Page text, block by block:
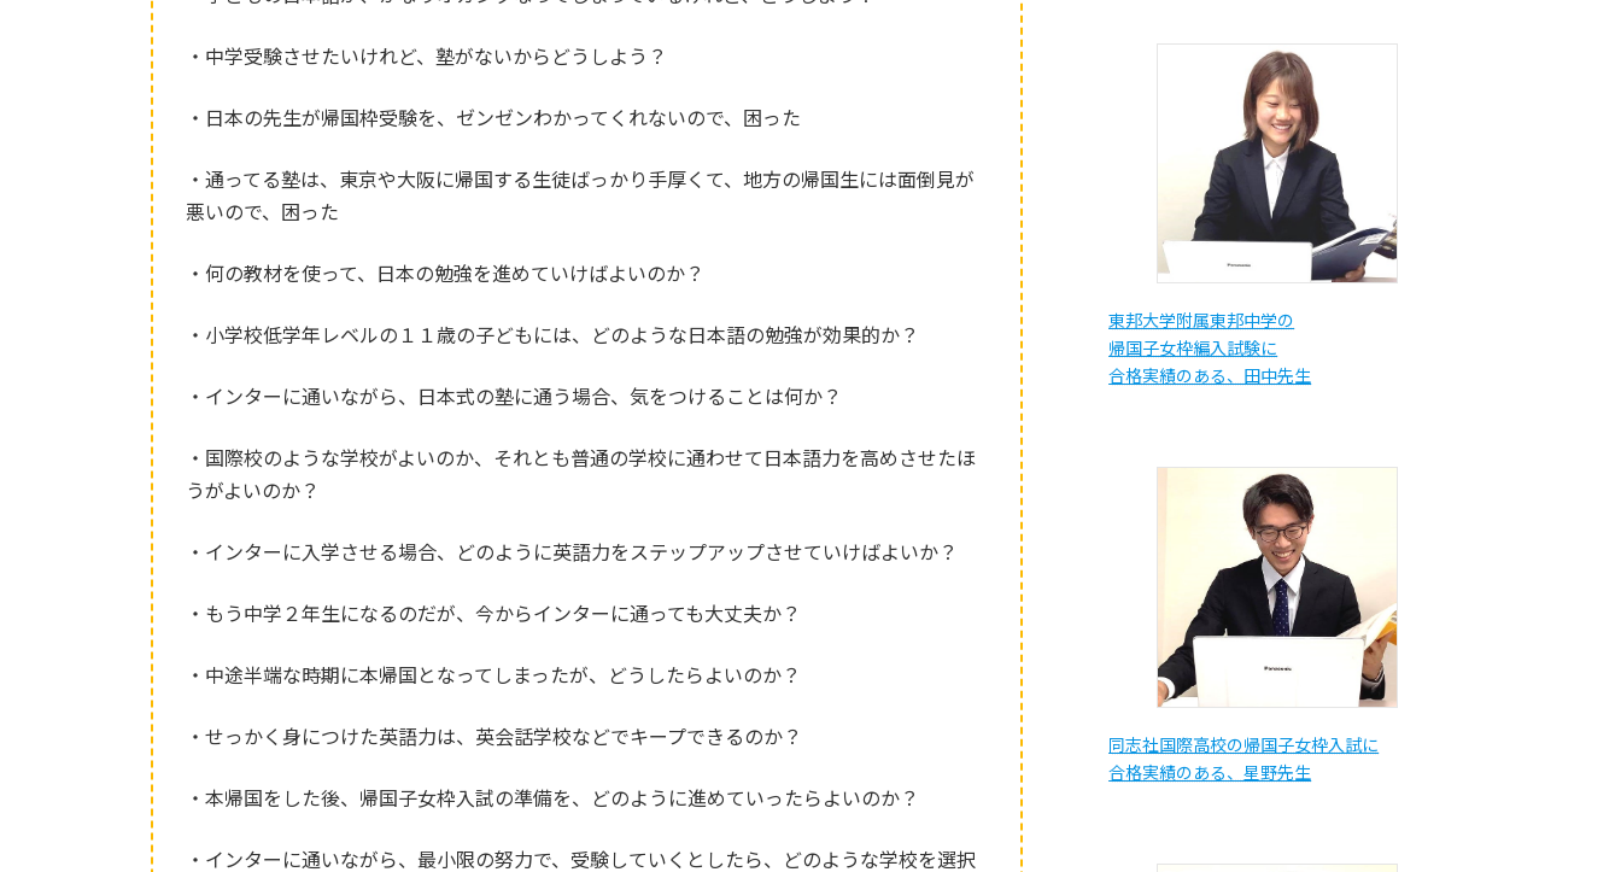
・中学受験させたいけれど、塾がないからどうしよう？
・日本の先生が帰国枠受験を、ゼンゼンわかってくれないので、困った
・通ってる塾は、東京や大阪に帰国する生徒ばっかり手厚くて、地方の帰国生には面倒見が
悪いので、困った
・何の教材を使って、日本の勉強を進めていけばよいのか？
・小学校低学年レベルの１１歳の子どもには、どのような日本語の勉強が効果的か？
・インターに通いながら、日本式の塾に通う場合、気をつけることは何か？
・国際校のような学校がよいのか、それとも普通の学校に通わせて日本語力を高めさせたほ
うがよいのか？
・インターに入学させる場合、どのように英語力をステップアップさせていけばよいか？
・もう中学２年生になるのだが、今からインターに通っても大丈夫か？
・中途半端な時期に本帰国となってしまったが、どうしたらよいのか？
・せっかく身につけた英語力は、英会話学校などでキープできるのか？
・本帰国をした後、帰国子女枠入試の準備を、どのように進めていったらよいのか？
・インターに通いながら、最小限の努力で、受験していくとしたら、どのような学校を選択
東邦大学附属東邦中学の
帰国子女枠編入試験に
合格実績のある、田中先生
同志社国際高校の帰国子女枠入試に
合格実績のある、星野先生